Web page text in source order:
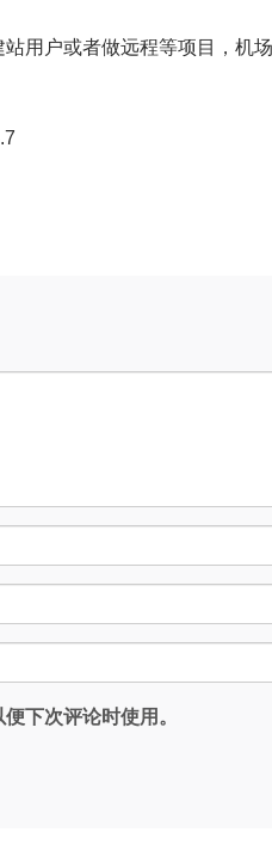
用户或者做远程等项目，机
下次评论时使用。